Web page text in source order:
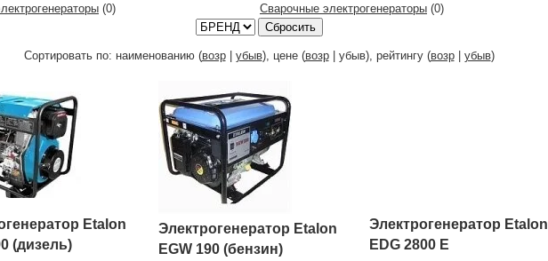
(0)
Сварочные электрогенераторы (0)
Сбросить
Сортировать по: наименованию (возр| убыв), цене (возр| убыв), рейтингу (возр| убыв)
Etalon
(дизель)
Электрогенератор Etalon
EGW 190 (бензин)
Электрогенератор Etalon
EDG 2800 E